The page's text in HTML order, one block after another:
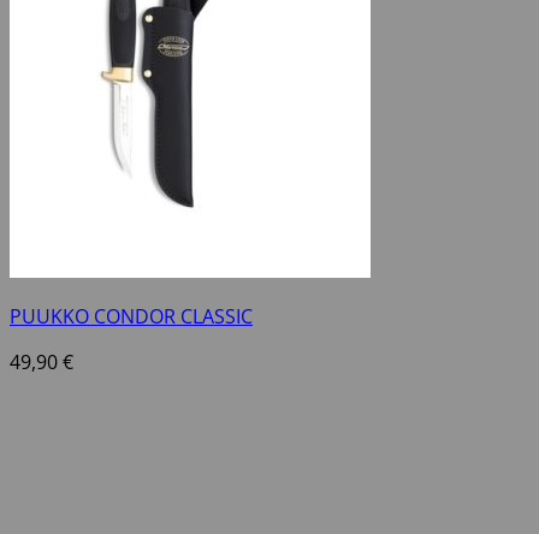
PUUKKO CONDOR CLASSIC
49,90€